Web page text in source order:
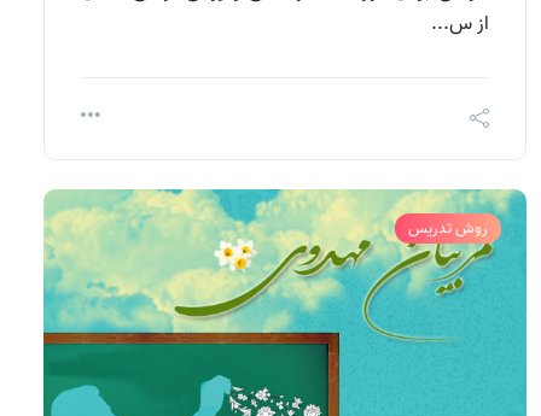
از س...
روش تدریس